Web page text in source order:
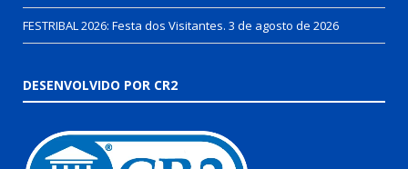
FESTRIBAL 2026: Festa dos Visitantes. 3 de agosto de 2026
DESENVOLVIDO POR CR2